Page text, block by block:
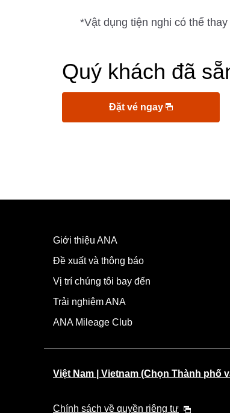
*Vật dụng tiện nghi có thể
Quý khách đã
Đặt vé ngay
Giới thiệu ANA
Đề xuất và thông báo
Vị trí chúng tôi bay đến
Trải nghiệm ANA
ANA Mileage Club
Việt Nam | Vietnam (Chọn Thành phố
Chính sách về quyền riêng tư